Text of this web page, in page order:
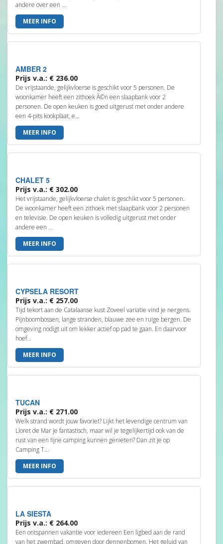
andere over een ...
MEER INFO
AMBER 2
Prijs v.a.: € 236.00
De vrijstaande, gelijkvloerse is geschikt voor 5 personen. De
woonkamer heeft een zithoek Ã©n een slaapbank voor 2
personen. De open keuken is goed uitgerust met onder andere
een 4-pits kookplaat, e...
MEER INFO
CHALET 5
Prijs v.a.: € 302.00
Het vrijstaande, gelijkvloerse chalet is geschikt voor 5 personen.
De woonkamer heeft een zithoek met slaapbank voor 2 personen
en televisie. De open keuken is volledig uitgerust met onder
andere een ...
MEER INFO
CYPSELA RESORT
Prijs v.a.: € 257.00
Tijd tekort aan de Catalaanse kust Zoveel variatie vind je nergens.
Pijnboombossen, lange stranden, blauwe zee en ruige bergen. De
omgeving nodigt uit om lekker actief op pad te gaan. En daarvoor
hoef...
MEER INFO
TUCAN
Prijs v.a.: € 271.00
Welk strand wordt jouw favoriet? Lijkt het levendige centrum van
Lloret de Mar je fantastisch, maar wil je tegelijkertijd ook van de
rust van een fijne camping kunnen genieten? Dan zit je op
Camping T...
MEER INFO
LA SIESTA
Prijs v.a.: € 264.00
Een ontspannen vakantie voor iedereen Een ligbed aan de rand
van het zwembad, omgeven door dennenbomen. Het geluid van